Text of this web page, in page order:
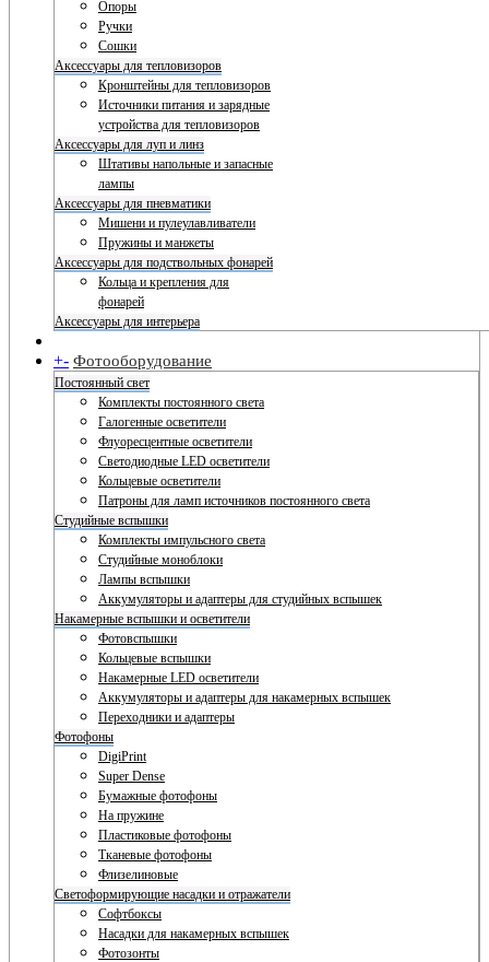
Опоры
Ручки
Сошки
Аксессуары для тепловизоров
Кронштейны для тепловизоров
Источники питания и зарядные
устройства для тепловизоров
Аксессуары для луп и линз
Штативы напольные и запасные
лампы
Аксессуары для пневматики
Мишени и пулеулавливатели
Пружины и манжеты
Аксессуары для подствольных фонарей
Кольца и крепления для
фонарей
Аксессуары для интерьера
+- Фотооборудование
Постоянный свет
Комплекты постоянного света
Галогенные осветители
Флуоресцентные осветители
Светодиодные LED осветители
Кольцевые осветители
Патроны для ламп источников постоянного света
Студийные вспышки
Комплекты импульсного света
Студийные моноблоки
Лампы вспышки
Аккумуляторы и адаптеры для студийных вспышек
Накамерные вспышки и осветители
Фотовспышки
Кольцевые вспышки
Накамерные LED осветители
Аккумуляторы и адаптеры для накамерных вспышек
Переходники и адаптеры
Фотофоны
DigiPrint
Super Dense
Бумажные фотофоны
На пружине
Пластиковые фотофоны
Тканевые фотофоны
Флизелиновые
Светоформирующие насадки и отражатели
Софтбоксы
Насадки для накамерных вспышек
Фотозонты